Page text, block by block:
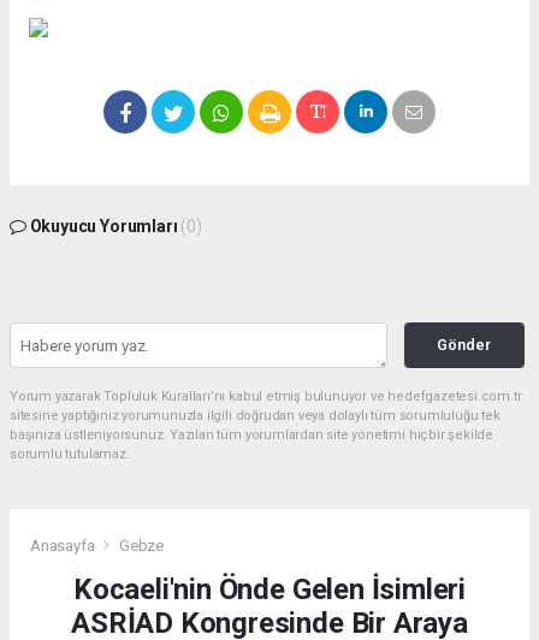
Okuyucu Yorumları (0)
Gönder
Yorum yazarak Topluluk Kuralları’nı kabul etmiş bulunuyor ve hedefgazetesi.com.tr
sitesine yaptığınız yorumunuzla ilgili doğrudan veya dolaylı tüm sorumluluğu tek
başınıza üstleniyorsunuz. Yazılan tüm yorumlardan site yönetimi hiçbir şekilde
sorumlu tutulamaz.
Anasayfa Gebze
Kocaeli'nin Önde Gelen İsimleri
ASRİAD Kongresinde Bir Araya